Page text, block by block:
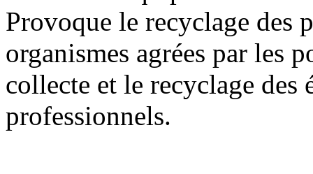
Provoque le recyclage des
organismes agrées par les
collecte et le recyclage des
professionnels.